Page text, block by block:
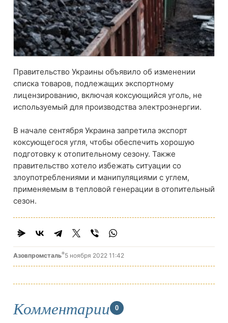
Правительство Украины объявило об изменении
списка товаров, подлежащих экспортному
лицензированию, включая коксующийся уголь, не
используемый для производства электроэнергии.
В начале сентября Украина запретила экспорт
коксующегося угля, чтобы обеспечить хорошую
подготовку к отопительному сезону. Также
правительство хотело избежать ситуации со
злоупотреблениями и манипуляциями с углем,
применяемым в тепловой генерации в отопительный
сезон.
Азовпромсталь®5 ноября 2022 11:42
Комментарии 0